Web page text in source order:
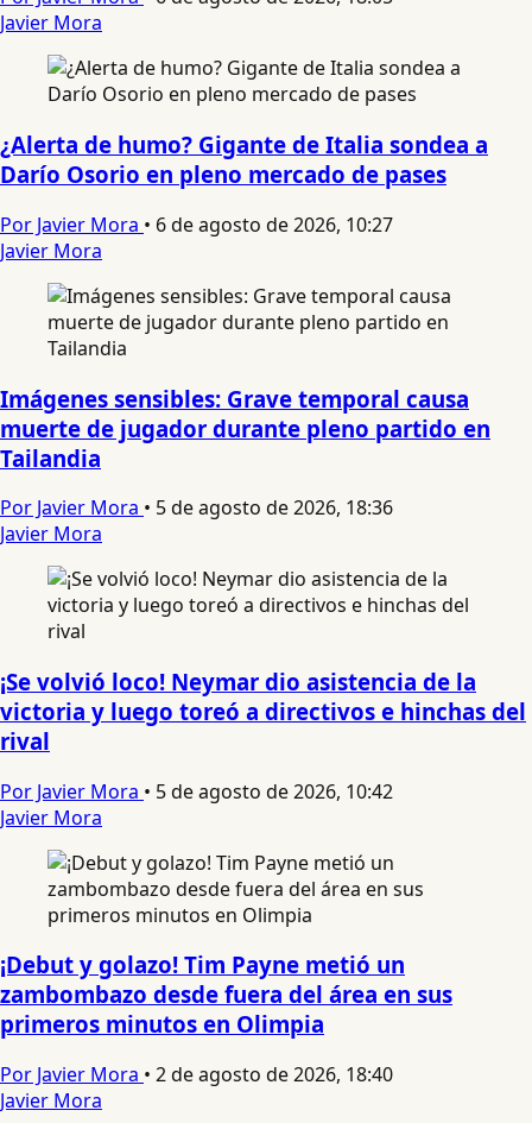
Javier Mora
¿Alerta de humo? Gigante de Italia sondea a
Darío Osorio en pleno mercado de pases
Por Javier Mora • 6 de agosto de 2026, 10:27
Javier Mora
Imágenes sensibles: Grave temporal causa
muerte de jugador durante pleno partido en
Tailandia
Por Javier Mora • 5 de agosto de 2026, 18:36
Javier Mora
¡Se volvió loco! Neymar dio asistencia de la
victoria y luego toreó a directivos e hinchas del
rival
Por Javier Mora • 5 de agosto de 2026, 10:42
Javier Mora
¡Debut y golazo! Tim Payne metió un
zambombazo desde fuera del área en sus
primeros minutos en Olimpia
Por Javier Mora • 2 de agosto de 2026, 18:40
Javier Mora